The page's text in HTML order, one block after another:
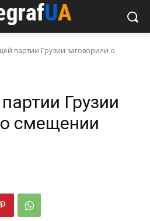
партии Грузии заговорили о
Грузии
смещении